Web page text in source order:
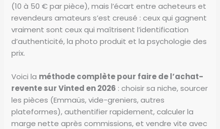
(10 à 50 € par pièce), mais l’écart entre acheteurs et
revendeurs amateurs s’est creusé : ceux qui gagnent
vraiment sont ceux qui maîtrisent l’identification
d’authenticité, la photo produit et la psychologie des
prix.
Voici la méthode complète pour faire de l’achat-
revente sur Vinted en 2026 : choisir sa niche, sourcer
les pièces (Emmaüs, vide-greniers, autres
plateformes), authentifier rapidement, calculer la
marge nette après commissions, et vendre vite avec